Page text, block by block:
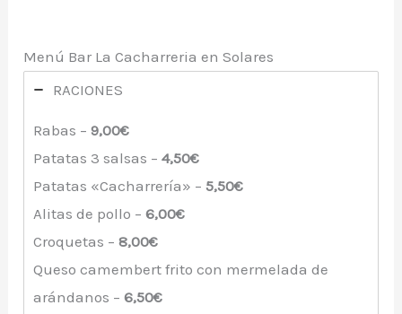
Menú Bar La Cacharreria en Solares
RACIONES
Rabas –9,00€
Patatas 3 salsas –4,50€
Patatas «Cacharrería» –5,50€
Alitas de pollo –6,00€
Croquetas –8,00€
Queso camembert frito con mermelada de
arándanos –6,50€